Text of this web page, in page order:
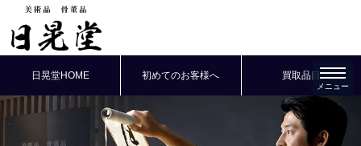
日晃堂HOME 初めてのお客様へ 買取品目